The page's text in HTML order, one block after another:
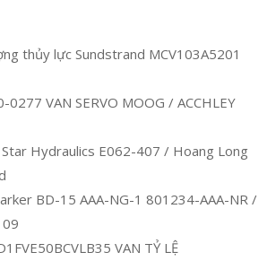
thủy lực Sundstrand MCV103A5201
0277 VAN SERVO MOOG / ACCHLEY
Star Hydraulics E062-407 / Hoang Long
BD-15 AAA-NG-1 801234-AAA-NR /
VAN TỶ LỆ